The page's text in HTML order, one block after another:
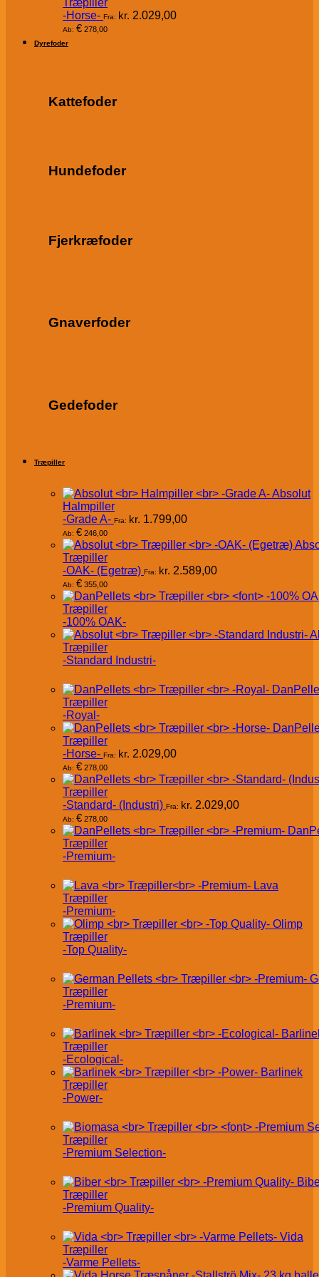
Træpiller
-Horse- Fra: kr. 2.029,00
Ab: € 278,00
Dyrefoder
Kattefoder
Hundefoder
Fjerkræfoder
Gnaverfoder
Gedefoder
Træpiller
Absolut
Halmpiller
-Grade A- Fra: kr. 1.799,00
Ab: € 246,00
Træpiller
-OAK- (Egetræ) Fra: kr. 2.589,00
Ab: € 355,00
Træpiller
-100% OAK-
Træpiller
-Standard Industri-
Træpiller
-Royal-
Træpiller
-Horse- Fra: kr. 2.029,00
Ab: € 278,00
Træpiller
-Standard- (Industri) Fra: kr. 2.029,00
Ab: € 278,00
Træpiller
-Premium-
Lava
Træpiller
-Premium-
Olimp
Træpiller
-Top Quality-
Træpiller
-Premium-
Træpiller
-Ecological-
Barlinek
Træpiller
-Power-
Træpiller
-Premium Selection-
Træpiller
-Premium Quality-
Vida
Træpiller
-Varme Pellets-